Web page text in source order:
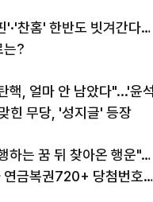
'·'찬홈' 한반도 빗겨간다…
는?
핵, 얼마 안 남았다"...'윤석
힌 무당, '성지글' 등장
하는 꿈 뒤 찾아온 행운"…
금복권720+ 당첨번호조